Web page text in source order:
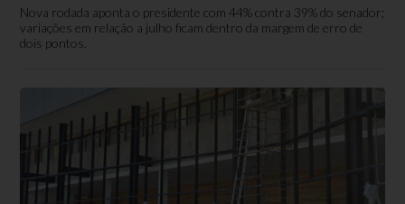
Nova rodada aponta o presidente com 44% contra 39% do senador;
variações em relação a julho ficam dentro da margem de erro de
dois pontos.